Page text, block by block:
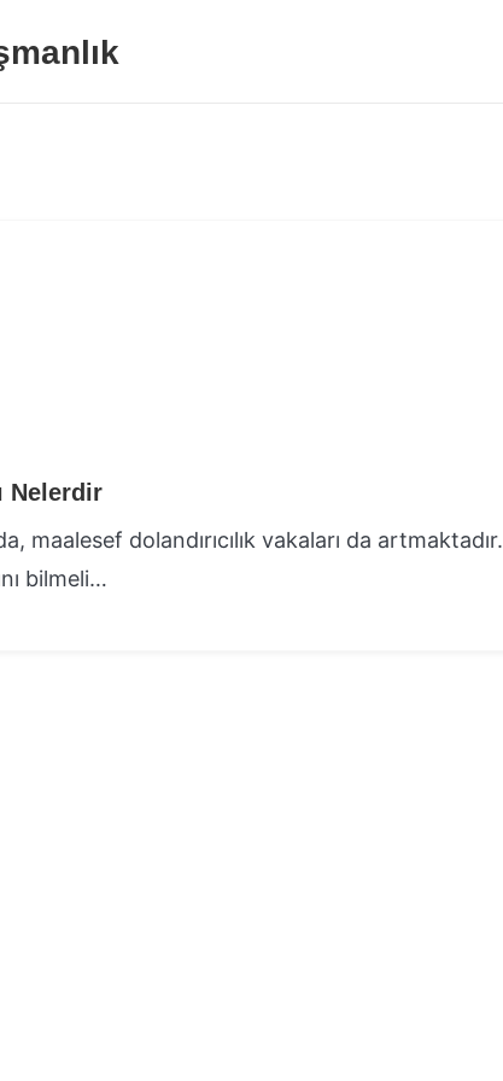
Nelerdir
maalesef dolandırıcılık vakaları da artmaktadır.
bilmeli…